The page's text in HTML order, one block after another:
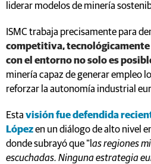
liderar modelos de minería
ISMC trabaja precisamente para
competitiva, tecnológicamente
con el entorno no solo es
minería capaz de generar empleo
reforzar la autonomía industrial
Esta visión fue defendida
Lópezen un diálogo de alto nivel
donde subrayó que "l as regiones
escuchadas. Ninguna estrategia